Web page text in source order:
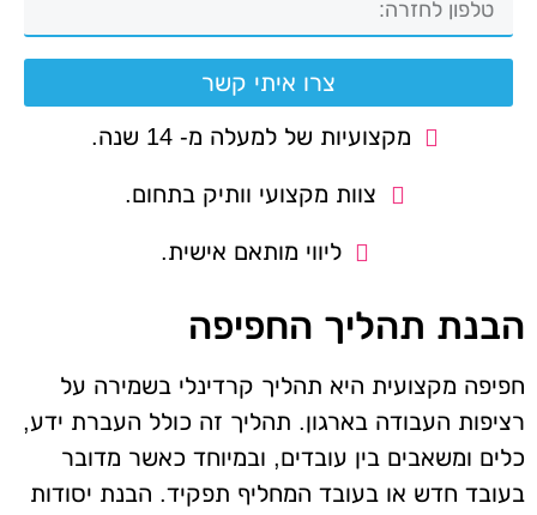
צרו איתי קשר
מקצועיות של למעלה מ- 14 שנה.
צוות מקצועי וותיק בתחום.
ליווי מותאם אישית.
הבנת תהליך החפיפה
חפיפה מקצועית היא תהליך קרדינלי בשמירה על
רציפות העבודה בארגון. תהליך זה כולל העברת ידע,
כלים ומשאבים בין עובדים, ובמיוחד כאשר מדובר
בעובד חדש או בעובד המחליף תפקיד. הבנת יסודות